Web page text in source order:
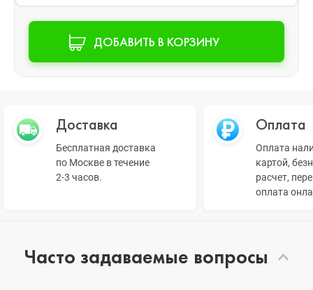
ДОБАВИТЬ В КОРЗИНУ
Доставка
Бесплатная доставка
по Москве в течение
2-3 часов.
Оплата
Оплата
картой,
расчет,
оплата
Часто задаваемые вопросы